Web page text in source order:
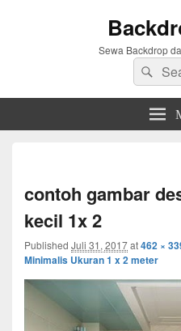
Sewa Backdrop
Search
for:
contoh gambar
kecil 1x 2
Published Juli 31, 2017at462 ×
Minimalis Ukuran 1 x 2 meter